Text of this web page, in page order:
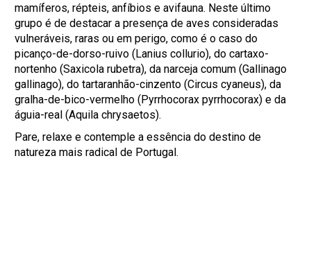
mamíferos, répteis, anfíbios e avifauna. Neste último
grupo é de destacar a presença de aves consideradas
vulneráveis, raras ou em perigo, como é o caso do
picanço-de-dorso-ruivo (Lanius collurio), do cartaxo-
nortenho (Saxicola rubetra), da narceja comum (Gallinago
gallinago), do tartaranhão-cinzento (Circus cyaneus), da
gralha-de-bico-vermelho (Pyrrhocorax pyrrhocorax) e da
águia-real (Aquila chrysaetos).
Pare, relaxe e contemple a essência do destino de
natureza mais radical de Portugal.